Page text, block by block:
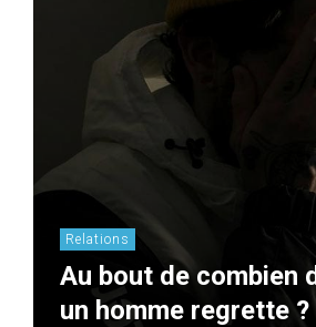
Relations
Au bout de combien
un homme regrette ?